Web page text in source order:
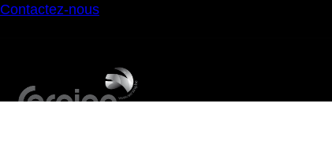
Contactez-nous